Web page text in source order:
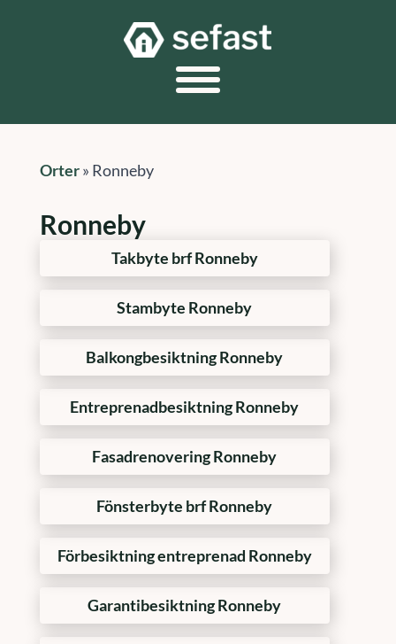
Orter» Ronneby
Ronneby
Takbyte brf Ronneby
Stambyte Ronneby
Balkongbesiktning Ronneby
Entreprenadbesiktning Ronneby
Fasadrenovering Ronneby
Fönsterbyte brf Ronneby
Förbesiktning entreprenad Ronneby
Garantibesiktning Ronneby